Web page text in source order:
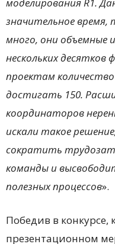
значительное время,
много, они объемные
нескольких
проектам
достигать 150.
координаторов
искали такое
сократить
команды и
полезных процессов».
Победив в
презентационном